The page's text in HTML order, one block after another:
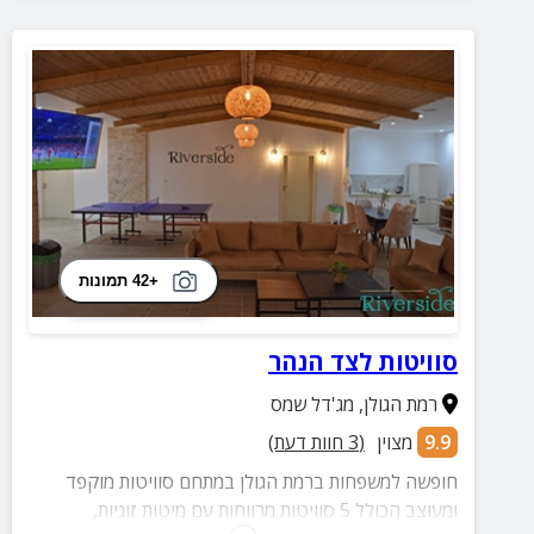
+42 תמונות
סוויטות לצד הנהר
רמת הגולן, מג'דל שמס
9.9 מצוין (
3 חוות דעת)
חופשה למשפחות ברמת הגולן במתחם סוויטות מוקפד
ומעוצב הכולל 5 סוויטות מרווחות עם מיטות זוגיות,